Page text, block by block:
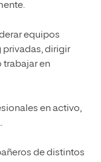
equipos
dirigir
trabajar en
en activo,
de distintos